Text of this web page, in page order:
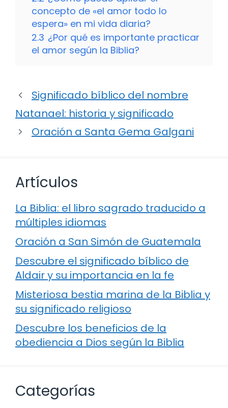
concepto de «el amor todo lo
espera» en mi vida diaria?
2.3 ¿Por qué es importante practicar
el amor según la Biblia?
Significado bíblico del nombre
Natanael: historia y significado
Oración a Santa Gema Galgani
Artículos
La Biblia: el libro sagrado traducido a
múltiples idiomas
Oración a San Simón de Guatemala
Descubre el significado bíblico de
Aldair y su importancia en la fe
Misteriosa bestia marina de la Biblia y
su significado religioso
Descubre los beneficios de la
obediencia a Dios según la Biblia
Categorías